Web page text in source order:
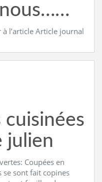
l’article Article journal
julien
Coupées en
se sont fait copines